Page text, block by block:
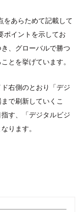
をあらためて記載して
ポイントを示してお
、グローバルで勝つ
とを挙げています。
右側のとおり「デジ
で刷新していくこ
す、「デジタルビジ
ります。